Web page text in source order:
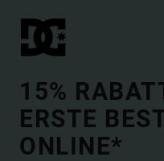
15%
ERSTE
ONLINE*